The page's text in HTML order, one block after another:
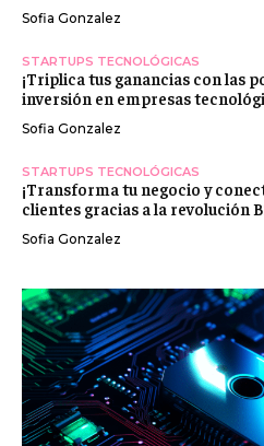
Sofia Gonzalez
STARTUPS TECNOLÓGICAS
¡Triplica tus ganancias con las
inversión en empresas
Sofia Gonzalez
STARTUPS TECNOLÓGICAS
¡Transforma tu negocio y
clientes gracias a la revolución
Sofia Gonzalez